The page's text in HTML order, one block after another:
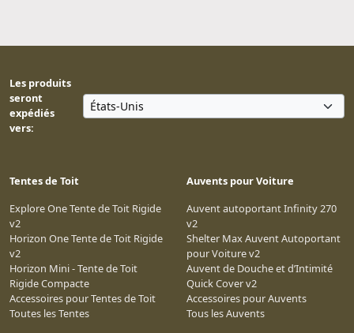
Les produits
seront
expédiés
vers:
Tentes de Toit
Explore One Tente de Toit Rigide
v2
Horizon One Tente de Toit Rigide
v2
Horizon Mini - Tente de Toit
Rigide Compacte
Accessoires pour Tentes de Toit
Toutes les Tentes
Auvents pour Voiture
Auvent autoportant Infinity 270
v2
Shelter Max Auvent Autoportant
pour Voiture v2
Auvent de Douche et d’Intimité
Quick Cover v2
Accessoires pour Auvents
Tous les Auvents